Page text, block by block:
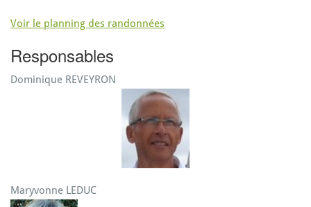
Voir le planning des randonnées
Responsables
Dominique REVEYRON
Maryvonne LEDUC